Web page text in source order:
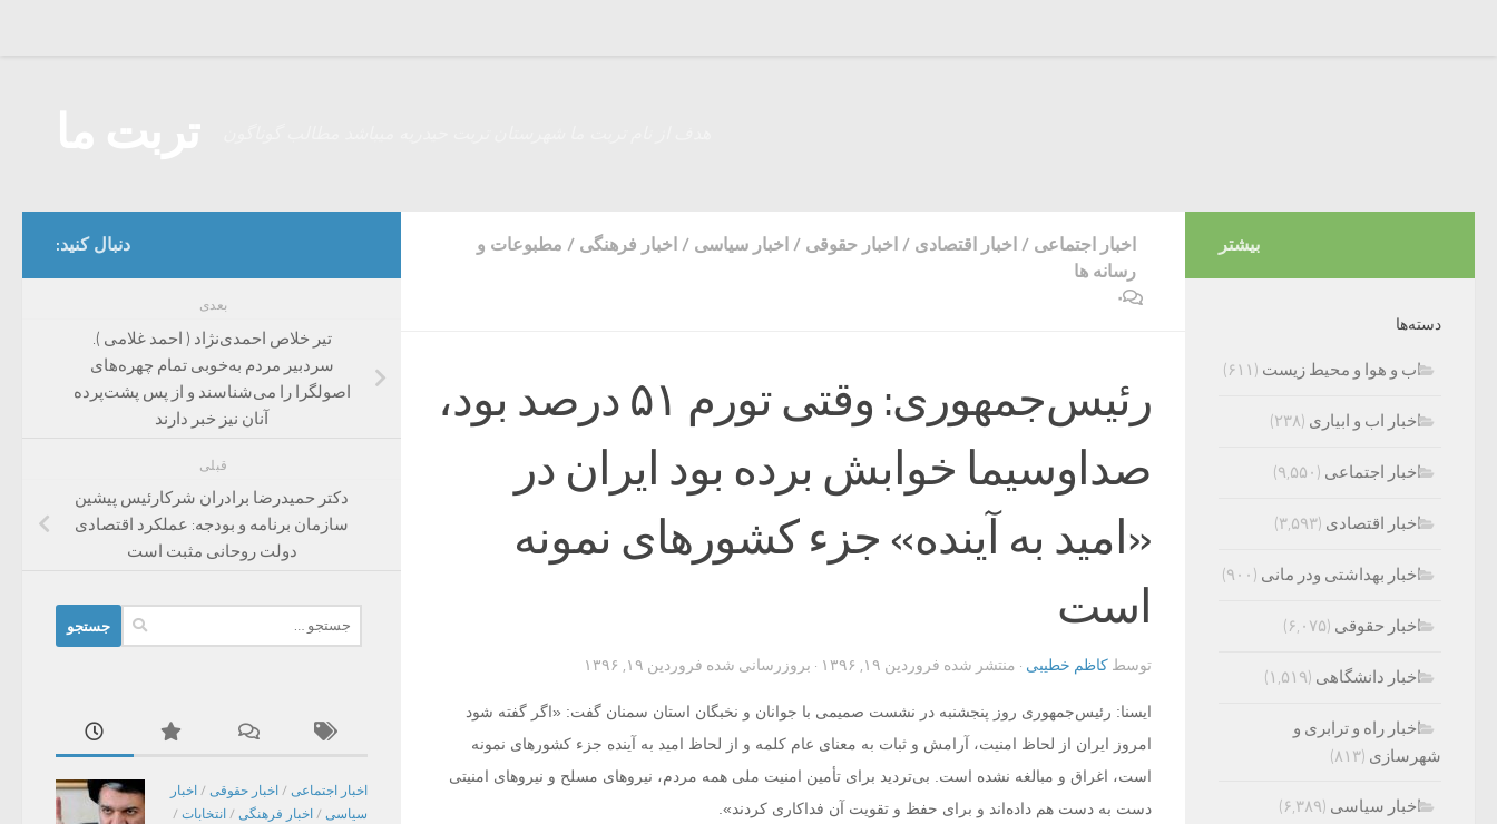
اخبار اجتماعی / اخبار اقتصادی / اخبار حقوقی / اخبار سیاسی / اخبار فرهنگی / مطبوعات و
رسانه ها
۰
رئیس‌جمهوری: وقتی تورم ۵۱ درصد بود،
صداوسیما خوابش برده بود ایران در
«امید به آینده» جزء کشورهای نمونه
است
توسط کاظم خطیبی · منتشر شده فروردین ۱۹, ۱۳۹۶ · بروزرسانی شده فروردین ۱۹, ۱۳۹۶
ایسنا: رئیس‌جمهوری روز پنجشنبه در نشست صمیمی با جوانان و نخبگان ‌استان سمنان گفت: «اگر گفته شود
امروز ایران از لحاظ امنیت، آرامش و ثبات به معنای عام ‌کلمه و از لحاظ امید به آینده جزء کشورهای نمونه
است، اغراق و مبالغه نشده است. بی‌تردید ‌برای تأمین امنیت ملی همه مردم، نیروهای مسلح و نیروهای امنیتی
دست به دست هم داده‌اند و برای ‌حفظ و تقویت آن فداکاری کردند».
دنبال کنید:
بعدی
تیر خلاص احمدی‌نژاد ( احمد غلامی ).
سردبیر مردم به‌خوبی تمام چهره‌های
اصولگرا را می‌شناسند و از پس پشت‌پرده
آنان نیز خبر دارند
قبلی
دکتر حمیدرضا برادران شرکارئیس پیشین
سازمان برنامه و بودجه: عملکرد اقتصادی
دولت روحانی مثبت است
برای:
اخبار اجتماعی / اخبار حقوقی / اخبار
سیاسی / اخبار فرهنگی / انتخابات /
بیشتر
دسته‌ها
اب و هوا و محیط زیست (۶۱۱)
اخبار اب و ابیاری (۲۳۸)
اخبار اجتماعی (۹,۵۵۰)
اخبار اقتصادی (۳,۵۹۳)
اخبار بهداشتی ودر مانی (۹۰۰)
اخبار حقوقی (۶,۰۷۵)
اخبار دانشگاهی (۱,۵۱۹)
اخبار راه و ترابری و
شهرسازی (۸۱۳)
اخبار سیاسی (۶,۳۸۹)